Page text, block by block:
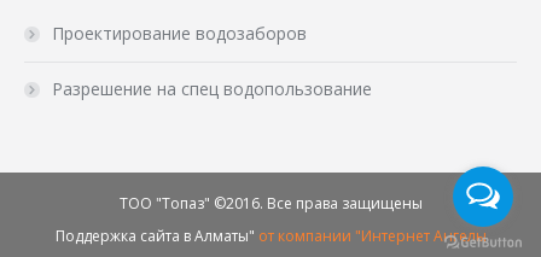
Проектирование водозаборов
Разрешение на спец водопользование
ТОО "Топаз" ©2016. Все права защищены
Поддержка сайта в Алматы" от компании "Интернет Ангелы